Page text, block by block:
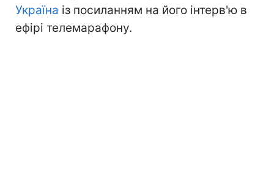
Україна із посиланням на його інтерв'ю в
ефірі телемарафону.